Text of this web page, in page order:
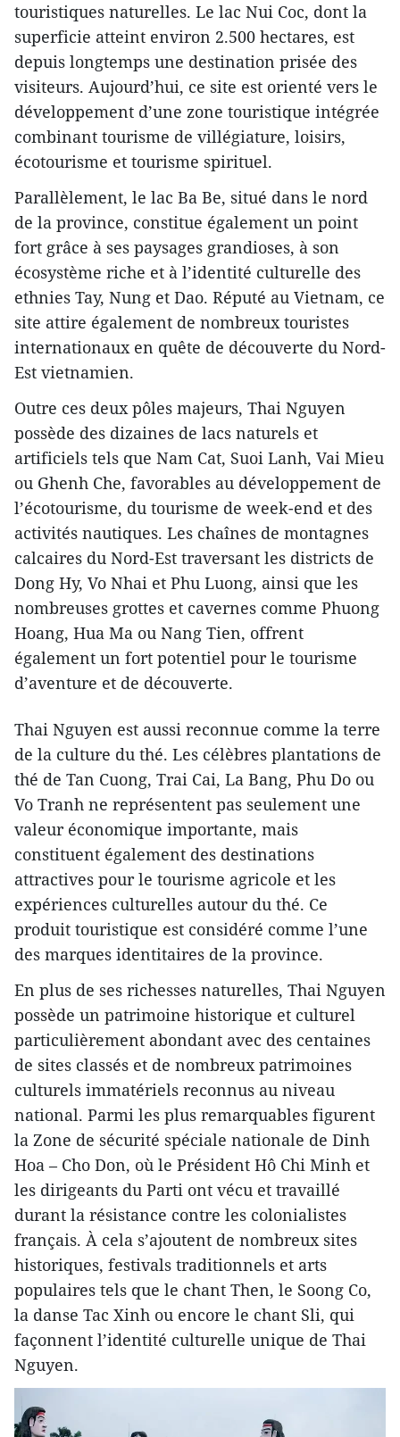
touristiques naturelles. Le lac Nui Coc, dont la
superficie atteint environ 2.500 hectares, est
depuis longtemps une destination prisée des
visiteurs. Aujourd’hui, ce site est orienté vers le
développement d’une zone touristique intégrée
combinant tourisme de villégiature, loisirs,
écotourisme et tourisme spirituel.
Parallèlement, le lac Ba Be, situé dans le nord
de la province, constitue également un point
fort grâce à ses paysages grandioses, à son
écosystème riche et à l’identité culturelle des
ethnies Tay, Nung et Dao. Réputé au Vietnam, ce
site attire également de nombreux touristes
internationaux en quête de découverte du Nord-
Est vietnamien.
Outre ces deux pôles majeurs, Thai Nguyen
possède des dizaines de lacs naturels et
artificiels tels que Nam Cat, Suoi Lanh, Vai Mieu
ou Ghenh Che, favorables au développement de
l’écotourisme, du tourisme de week-end et des
activités nautiques. Les chaînes de montagnes
calcaires du Nord-Est traversant les districts de
Dong Hy, Vo Nhai et Phu Luong, ainsi que les
nombreuses grottes et cavernes comme Phuong
Hoang, Hua Ma ou Nang Tien, offrent
également un fort potentiel pour le tourisme
d’aventure et de découverte.
Thai Nguyen est aussi reconnue comme la terre
de la culture du thé. Les célèbres plantations de
thé de Tan Cuong, Trai Cai, La Bang, Phu Do ou
Vo Tranh ne représentent pas seulement une
valeur économique importante, mais
constituent également des destinations
attractives pour le tourisme agricole et les
expériences culturelles autour du thé. Ce
produit touristique est considéré comme l’une
des marques identitaires de la province.
En plus de ses richesses naturelles, Thai Nguyen
possède un patrimoine historique et culturel
particulièrement abondant avec des centaines
de sites classés et de nombreux patrimoines
culturels immatériels reconnus au niveau
national. Parmi les plus remarquables figurent
la Zone de sécurité spéciale nationale de Dinh
Hoa – Cho Don, où le Président Hô Chi Minh et
les dirigeants du Parti ont vécu et travaillé
durant la résistance contre les colonialistes
français. À cela s’ajoutent de nombreux sites
historiques, festivals traditionnels et arts
populaires tels que le chant Then, le Soong Co,
la danse Tac Xinh ou encore le chant Sli, qui
façonnent l’identité culturelle unique de Thai
Nguyen.